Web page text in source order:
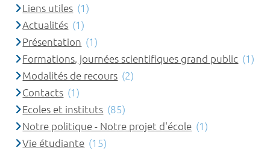
Liens utiles (1)
Actualités (1)
Présentation (1)
Formations, journées scientifiques grand public (1)
Modalités de recours (2)
Contacts (1)
Ecoles et instituts (85)
Notre politique - Notre projet d'école (1)
Vie étudiante (15)